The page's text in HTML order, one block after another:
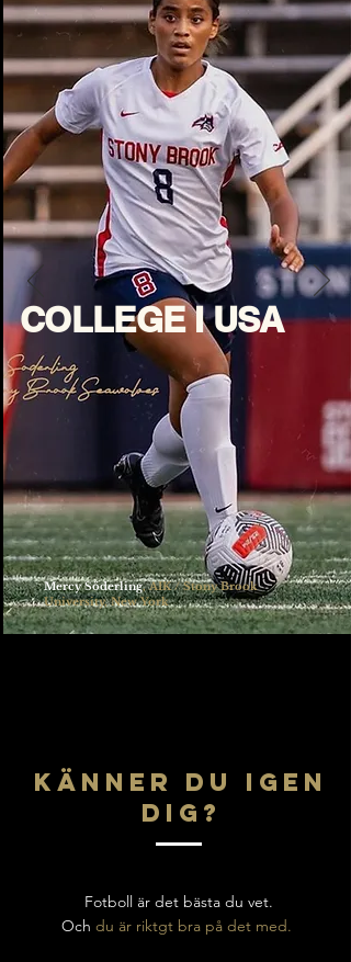
COLLEGE I USA
Mercy Söderling, AIK / Stony Brook
University, New York
känner du igen
dig?
Fotboll är det bästa du vet.
Och du är riktgt bra på det med.